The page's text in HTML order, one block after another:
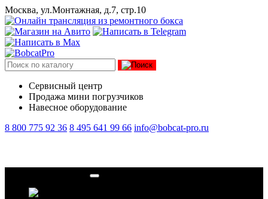
Москва, ул.Монтажная, д.7, стр.10
Сервисный центр
Продажа мини погрузчиков
Навесное оборудование
8 800 775 92 36 8 495 641 99 66 info@bobcat-pro.ru